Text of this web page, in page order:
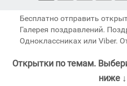
Бесплатно отправить
Галерея поздравлений.
Одноклассниках или Viber.
Открытки по темам.
ниже ↓